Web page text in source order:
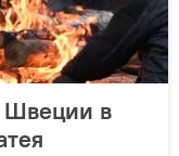
Швеции в